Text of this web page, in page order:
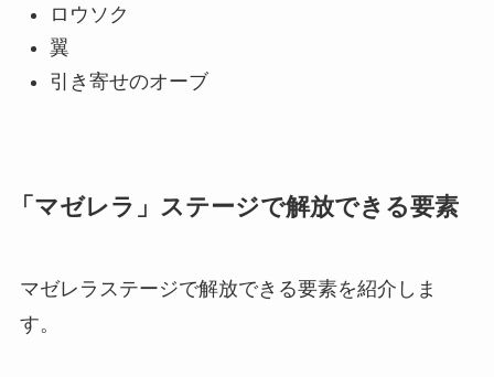
ロウソク
翼
引き寄せのオーブ
「マゼレラ」ステージで解放できる要素
マゼレラステージで解放できる要素を紹介しま
す。